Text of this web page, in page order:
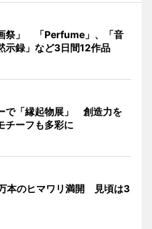
祭」 「Perfume」、「音
示録」など3日間12作品
で「縁起物展」 創造力を
チーフも多彩に
本のヒマワリ満開 見頃は3